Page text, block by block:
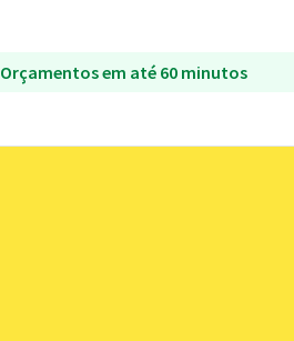
Orçamentos em até 60 minutos